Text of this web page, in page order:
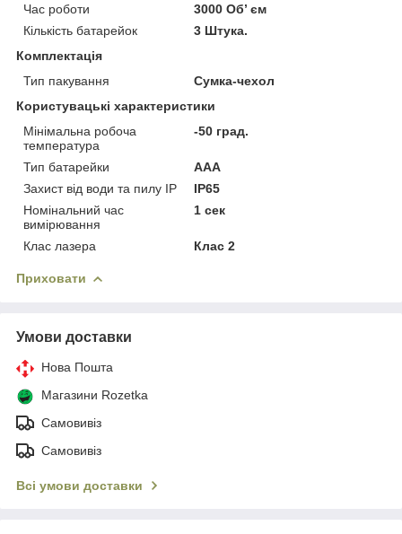
Час роботи
3000 Об’ єм
Кількість батарейок
3 Штука.
Комплектація
Тип пакування
Сумка-чехол
Користувацькі характеристики
Мінімальна робоча
температура
-50 град.
Тип батарейки
ААА
Захист від води та пилу IP
IP65
Номінальний час
вимірювання
1 сек
Клас лазера Клас 2
Приховати
Умови доставки
Нова Пошта
Магазини Rozetka
Самовивіз
Самовивіз
Всі умови доставки